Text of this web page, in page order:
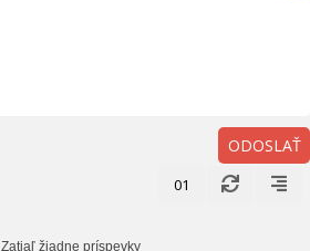
ODOSLAŤ
01
Zatiaľ žiadne príspevky